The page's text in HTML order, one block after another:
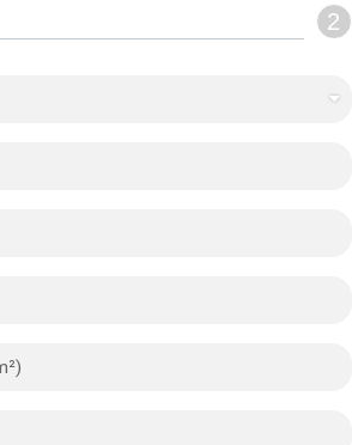
LE FORMULAIRE : 2